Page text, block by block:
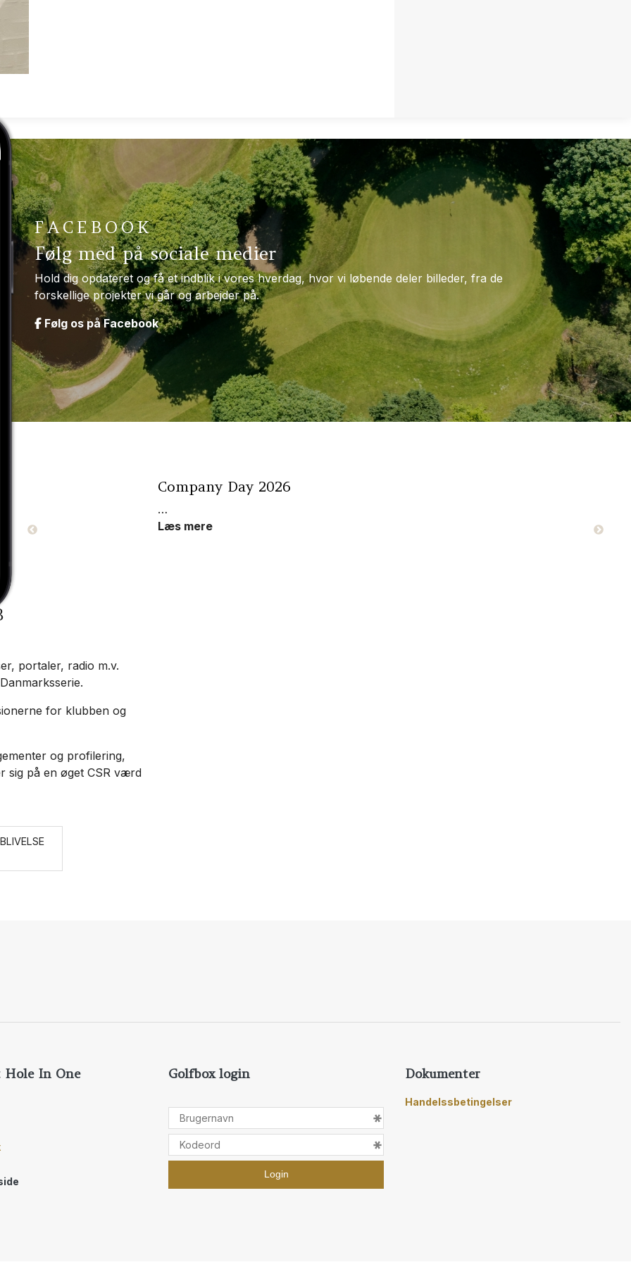
FACEBOOK
Følg med på sociale medier
Hold dig opdateret og få et indblik i vores hverdag, hvor vi løbende deler billeder, fra de
forskellige projekter vi går og arbejder på.
Følg os på Facebook
Company Day 2026
…
Læs mere
portaler, radio m.v.
for klubben og
og profilering,
sig på en øget CSR værd
Hole In One Golfbox login Dokumenter
Handelssbetingelser